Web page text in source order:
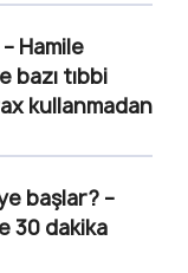
– Hamile
bazı tıbbi
kullanmadan
başlar? –
30 dakika